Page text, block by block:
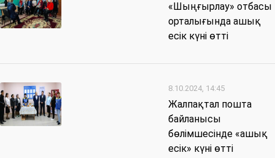
«Шыңғырлау» отбасы
орталығында ашық
есік күні өтті
8.10.2024, 14:45
Жалпақтал пошта
байланысы
бөлімшесінде «ашық
есік» күні өтті